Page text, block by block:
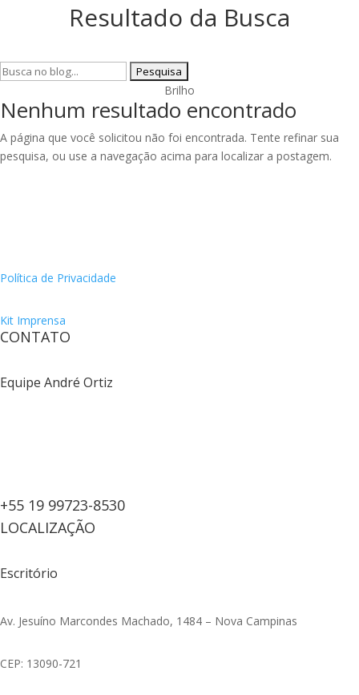
Resultado da Busca
Pesquisar
Brilho
Nenhum resultado encontrado
A página que você solicitou não foi encontrada. Tente refinar sua
pesquisa, ou use a navegação acima para localizar a postagem.
Política de Privacidade
Kit Imprensa
CONTATO
Equipe André Ortiz
+55 19 99723-8530
LOCALIZAÇÃO
Escritório
Av. Jesuíno Marcondes Machado, 1484 – Nova Campinas
CEP: 13090-721